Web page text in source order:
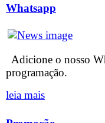
Whatsapp
Adicione o nosso
programação.
leia mais